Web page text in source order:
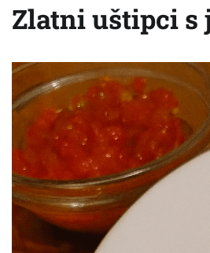
Zlatni uštipci s